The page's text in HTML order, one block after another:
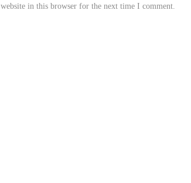
in this browser for the next time I comment.